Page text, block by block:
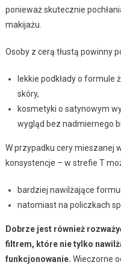
ponieważ skutecznie
makijażu.
Osoby z cerą tłustą powinny
lekkie podkłady o formule
skóry,
kosmetyki o satynowym
wygląd bez nadmiernego
W przypadku cery mieszanej
konsystencje – w strefie T
bardziej nawilżające
natomiast na policzkach
Dobrze jest również
filtrem, które nie tylko
funkcjonowanie. Wieczorne